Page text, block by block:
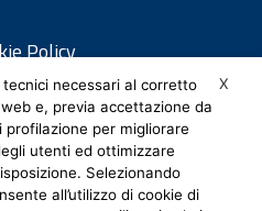
Policy
privacy
legali
X
necessari al corretto
e, previa accettazione da
profilazione per migliorare
utenti ed ottimizzare
Selezionando
all’utilizzo di cookie di